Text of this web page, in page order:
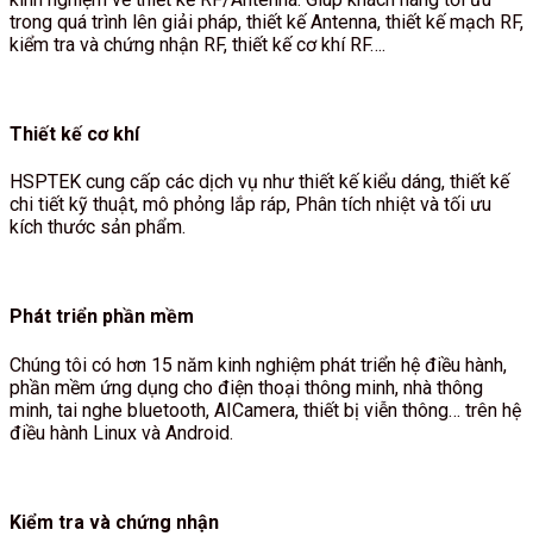
trong quá trình lên giải pháp, thiết kế Antenna, thiết kế mạch RF,
kiểm tra và chứng nhận RF, thiết kế cơ khí RF….
Thiết kế cơ khí
HSPTEK cung cấp các dịch vụ như thiết kế kiểu dáng, thiết kế
chi tiết kỹ thuật, mô phỏng lắp ráp, Phân tích nhiệt và tối ưu
kích thước sản phẩm.
Phát triển phần mềm
Chúng tôi có hơn 15 năm kinh nghiệm phát triển hệ điều hành,
phần mềm ứng dụng cho điện thoại thông minh, nhà thông
minh, tai nghe bluetooth, AICamera, thiết bị viễn thông… trên hệ
điều hành Linux và Android.
Kiểm tra và chứng nhận